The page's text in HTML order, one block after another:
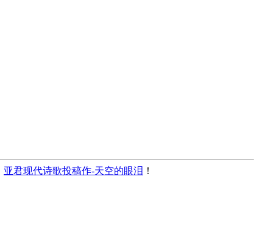
亚君现代诗歌投稿作-天空的眼泪 ！